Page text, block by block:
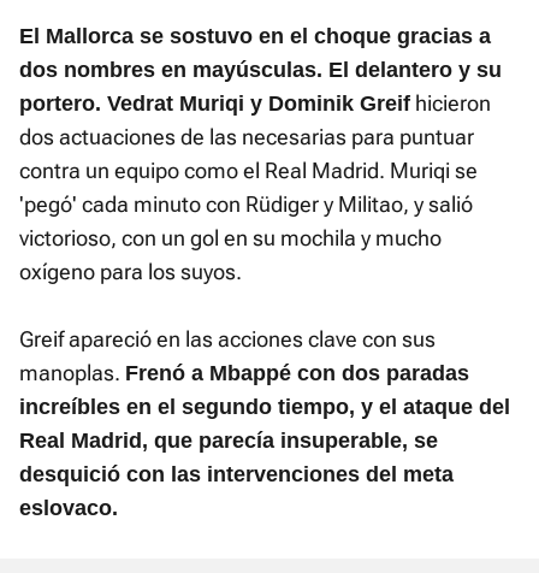
El Mallorca se sostuvo en el choque gracias a
dos nombres en mayúsculas. El delantero y su
portero. Vedrat Muriqi y Dominik Greif hicieron
dos actuaciones de las necesarias para puntuar
contra un equipo como el Real Madrid. Muriqi se
'pegó' cada minuto con Rüdiger y Militao, y salió
victorioso, con un gol en su mochila y mucho
oxígeno para los suyos.
Greif apareció en las acciones clave con sus
manoplas. Frenó a Mbappé con dos paradas
increíbles en el segundo tiempo, y el ataque del
Real Madrid, que parecía insuperable, se
desquició con las intervenciones del meta
eslovaco.